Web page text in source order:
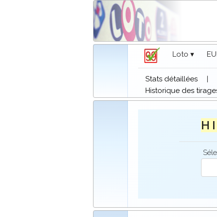
Loto ▾
Stats détaillées
|
Historique des
H